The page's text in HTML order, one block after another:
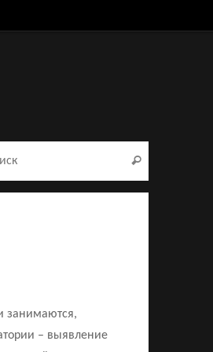
Поиск
занимаются,
– выявление